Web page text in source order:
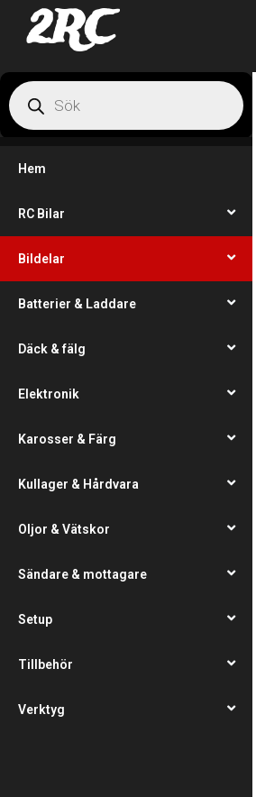
2RC
Hem
RC Bilar
Bildelar
Batterier & Laddare
Däck & fälg
Elektronik
Karosser & Färg
Kullager & Hårdvara
Oljor & Vätskor
Sändare & mottagare
Setup
Tillbehör
Verktyg